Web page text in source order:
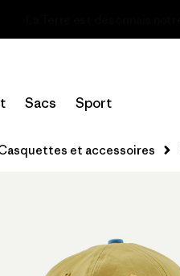
Sacs Sport
et accessoires